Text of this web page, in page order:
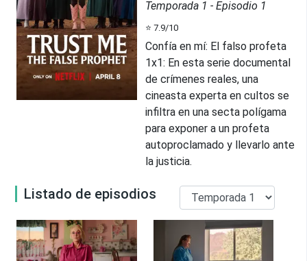
Temporada 1 - Episodio 1
⭐ 7.9/10
Confía en mí: El falso profeta
1x1: En esta serie documental
de crímenes reales, una
cineasta experta en cultos se
infiltra en una secta polígama
para exponer a un profeta
autoproclamado y llevarlo ante
la justicia.
Listado de episodios